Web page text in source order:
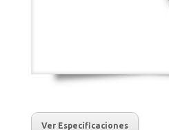
Ver Especificaciones